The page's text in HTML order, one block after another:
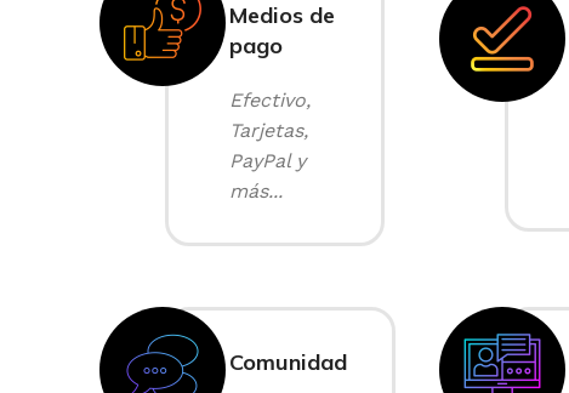
Medios de
pago
Efectivo,
Tarjetas,
PayPal y
más...
Comunidad